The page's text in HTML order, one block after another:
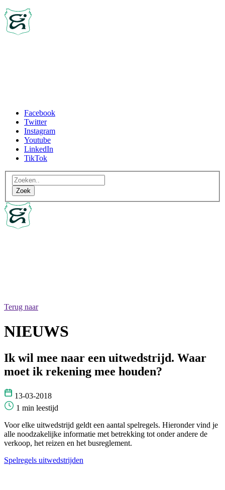
Facebook
Twitter
Instagram
Youtube
LinkedIn
TikTok
Terug naar
NIEUWS
Ik wil mee naar een uitwedstrijd. Waar
moet ik rekening mee houden?
13-03-2018
1 min leestijd
Voor elke uitwedstrijd geldt een aantal spelregels. Hieronder vind je
alle noodzakelijke informatie met betrekking tot onder andere de
verkoop, het reizen en het busreglement.
Spelregels uitwedstrijden